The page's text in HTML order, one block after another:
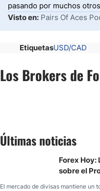
pasando por muchos
Visto en: Pairs Of Aces
EtiquetasUSD/CAD
Los Brokers de
Últimas noticias
Forex Hoy:
sobre el
El mercado de divisas mantiene un